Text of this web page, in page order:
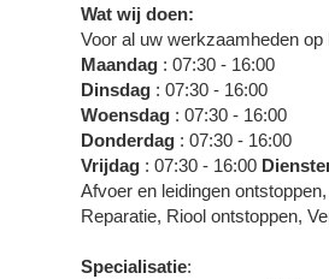
Wat wij doen:
Voor al uw werkzaamheden
Maandag : 07:30 - 16:00
Dinsdag : 07:30 - 16:00
Woensdag : 07:30 - 16:00
Donderdag : 07:30 - 16:00
Vrijdag : 07:30 - 16:00
Afvoer en leidingen
Reparatie, Riool ontstoppen,
Specialisatie: